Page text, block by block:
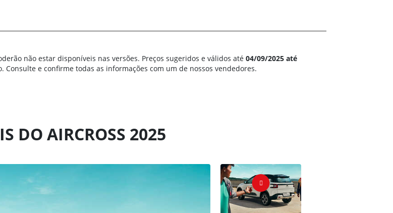
não estar disponíveis nas versões. Preços sugeridos e válidos até 04/09/2025 até
Consulte e confirme todas as informações com um de nossos vendedores.
DO AIRCROSS 2025